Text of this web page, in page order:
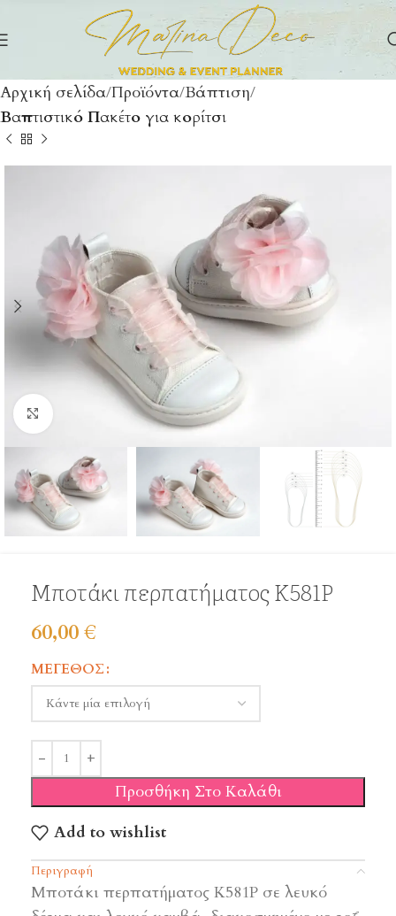
Αρχική σελίδα Προϊόντα Βάπτιση
Βαπτιστικό Πακέτο για κορίτσι
Click to enlarge
Μποτάκι περπατήματος Κ581Ρ
60,00€
ΜΈΓΕΘΟΣ
Προσθήκη Στο Καλάθι
Add to wishlist
Περιγραφή
Μποτάκι περπατήματος Κ581Ρ σε λευκό